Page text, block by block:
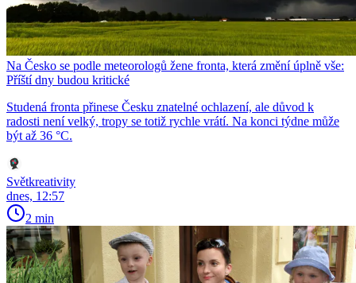
Na Česko se podle meteorologů žene fronta, která změní úplně vše:
Příští dny budou kritické
Studená fronta přinese Česku znatelné ochlazení, ale důvod k
radosti není velký, tropy se totiž rychle vrátí. Na konci týdne může
být až 36 °C.
Světkreativity
dnes, 12:57
2 min